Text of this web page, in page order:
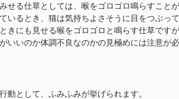
せる仕草としては、喉をゴロゴロ鳴らすことが
いるとき、猫は気持ちよさそうに目をつぶっ
きにも見せる喉をゴロゴロと鳴らす仕草です
いいのか体調不良なのかの見極めには注意が必
動として、ふみふみが挙げられます。